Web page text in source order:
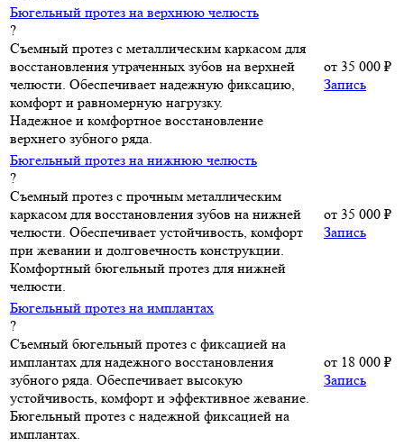
Бюгельный протез на верхнюю челюсть
?
Съемный протез с металлическим каркасом для
восстановления утраченных зубов на верхней
челюсти. Обеспечивает надежную фиксацию,
комфорт и равномерную нагрузку.
Надежное и комфортное восстановление
верхнего зубного ряда.
от 35 000 ₽
Запись
Бюгельный протез на нижнюю челюсть
?
Съемный протез с прочным металлическим
каркасом для восстановления зубов на нижней
челюсти. Обеспечивает устойчивость, комфорт
при жевании и долговечность конструкции.
Комфортный бюгельный протез для нижней
челюсти.
от 35 000 ₽
Запись
Бюгельный протез на имплантах
?
Съемный бюгельный протез с фиксацией на
имплантах для надежного восстановления
зубного ряда. Обеспечивает высокую
устойчивость, комфорт и эффективное жевание.
Бюгельный протез с надежной фиксацией на
имплантах.
от 18 000 ₽
Запись